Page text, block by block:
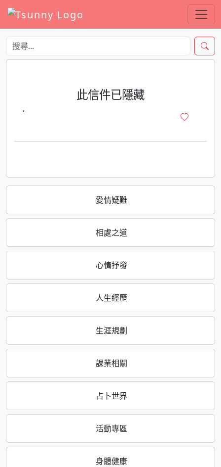
愛情疑難
相處之道
心情抒發
人生經歷
生涯規劃
課業相關
占卜世界
活動專區
身體健康
此信件已隱藏
·